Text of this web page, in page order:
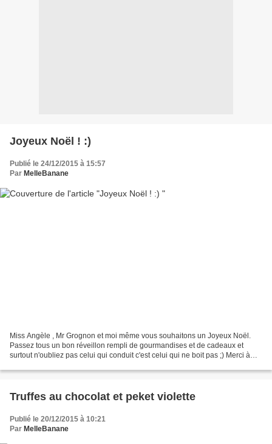
Joyeux Noël ! :)
Publié le 24/12/2015 à 15:57
Par MelleBanane
Miss Angèle , Mr Grognon et moi même vous souhaitons un Joyeux Noël.
Passez tous un bon réveillon rempli de gourmandises et de cadeaux et
surtout n'oubliez pas celui qui conduit c'est celui qui ne boit pas ;) Merci à
Truffes au chocolat et peket violette
Publié le 20/12/2015 à 10:21
Par MelleBanane